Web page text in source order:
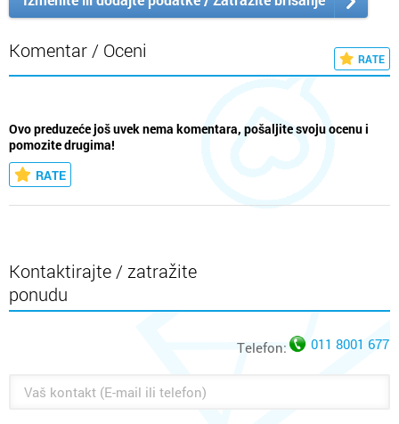
Komentar / Oceni RATE
Ovo preduzeće još uvek nema komentara, pošaljite svoju ocenu i
pomozite drugima!
RATE
Kontaktirajte / zatražite
ponudu
Telefon: 011 8001 677